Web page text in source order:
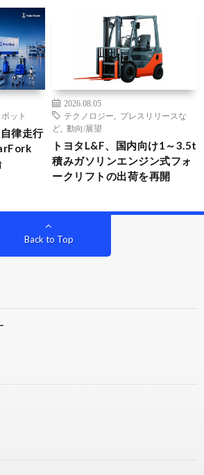
ボット
律走行
2026.08.05
テクノロジー
プレスリリースな
ど
動向/展望
トヨタL&F、国内向け1～3.5t
積みガソリンエンジン式フォ
ークリフトの出荷を再開
Back to Top